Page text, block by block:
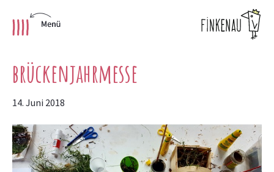
content
brückenjahrmesse
14. Juni 2018